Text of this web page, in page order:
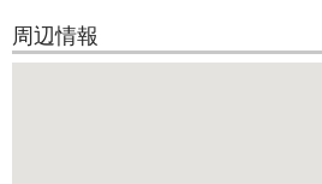
周辺情報